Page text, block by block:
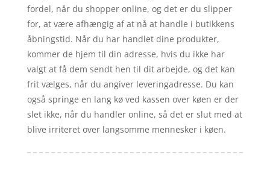
fordel, når du shopper online, og det er du slipper
for, at være afhængig af at nå at handle i butikkens
åbningstid. Når du har handlet dine produkter,
kommer de hjem til din adresse, hvis du ikke har
valgt at få dem sendt hen til dit arbejde, og det kan
frit vælges, når du angiver leveringadresse. Du kan
også springe en lang kø ved kassen over køen er der
slet ikke, når du handler online, så det er slut med at
blive irriteret over langsomme mennesker i køen.